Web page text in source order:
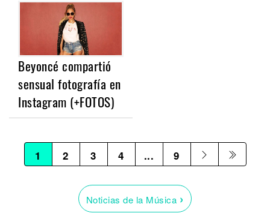
Beyoncé compartió
sensual fotografía en
Instagram (+FOTOS)
1 2 3 4 ... 9
Noticias de la Música ›